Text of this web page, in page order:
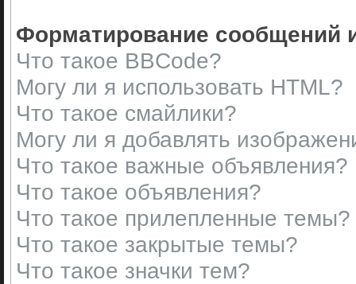
Форматирование сообщений
Что такое BBCode?
Могу ли я использовать HTML?
Что такое смайлики?
Могу ли я добавлять
Что такое важные объявления?
Что такое объявления?
Что такое прилепленные темы?
Что такое закрытые темы?
Что такое значки тем?